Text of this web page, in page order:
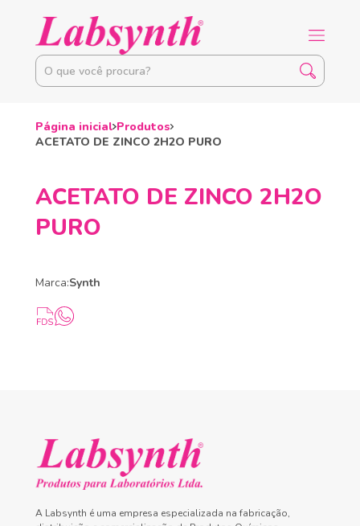
Página inicial Produtos
ACETATO DE ZINCO 2H2O PURO
ACETATO DE ZINCO 2H2O
PURO
Marca:Synth
A Labsynth é uma empresa especializada na fabricação,